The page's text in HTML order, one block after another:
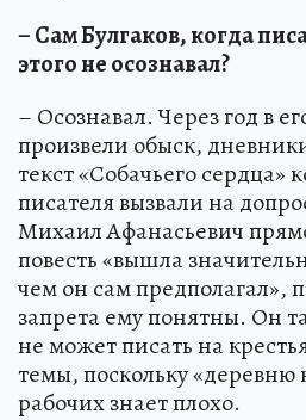
– Сам Булгаков, когда
этого не осознавал?
– Осознавал. Через год в
произвели обыск,
текст «Собачьего сердца»
писателя вызвали на
Михаил Афанасьевич
повесть «вышла
чем он сам предполагал»,
запрета ему понятны. Он
не может писать на
темы, поскольку «деревню
рабочих знает плохо.